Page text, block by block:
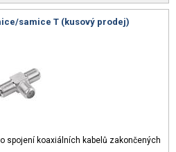
samice T (kusový prodej)
spojení koaxiálních kabelů zakončených